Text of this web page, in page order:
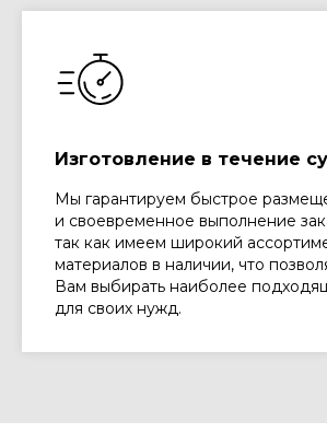
Изготовление в течение
Мы гарантируем быстрое
и своевременное выполнение
так как имеем широкий
материалов в наличии, что
Вам выбирать наиболее
для своих нужд.